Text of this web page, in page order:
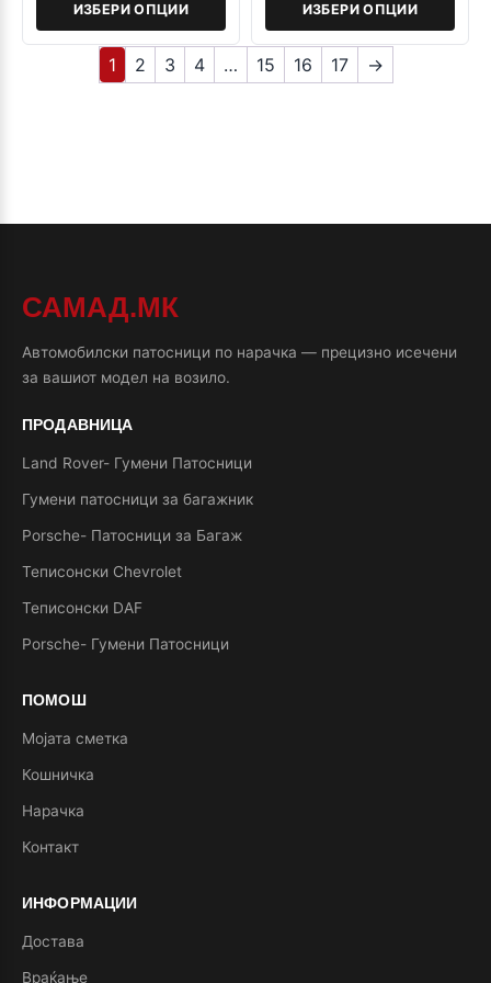
ИЗБЕРИ ОПЦИИ ИЗБЕРИ ОПЦИИ
1 2 3 4 … 15 16 17 →
САМАД.МК
Автомобилски патосници по нарачка — прецизно исечени
за вашиот модел на возило.
ПРОДАВНИЦА
Land Rover- Гумени Патосници
Гумени патосници за багажник
Porsche- Патосници за Багаж
Теписонски Chevrolet
Теписонски DAF
Porsche- Гумени Патосници
ПОМОШ
Мојата сметка
Кошничка
Нарачка
Контакт
ИНФОРМАЦИИ
Достава
Враќање